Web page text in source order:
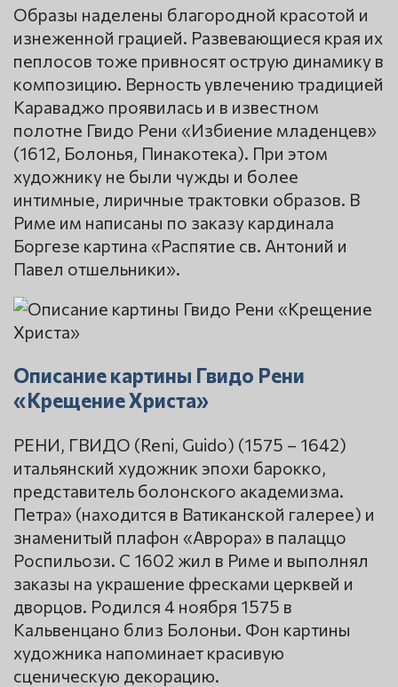
Образы наделены благородной красотой и
изнеженной грацией. Развевающиеся края их
пеплосов тоже привносят острую динамику в
композицию. Верность увлечению традицией
Караваджо проявилась и в известном
полотне Гвидо Рени «Избиение младенцев»
(1612, Болонья, Пинакотека). При этом
художнику не были чужды и более
интимные, лиричные трактовки образов. В
Риме им написаны по заказу кардинала
Боргезе картина «Распятие св. Антоний и
Павел отшельники».
Описание картины Гвидо Рени
«Крещение Христа»
РЕНИ, ГВИДО (Reni, Guido) (1575 – 1642)
итальянский художник эпохи барокко,
представитель болонского академизма.
Петра» (находится в Ватиканской галерее) и
знаменитый плафон «Аврора» в палаццо
Роспильози. С 1602 жил в Риме и выполнял
заказы на украшение фресками церквей и
дворцов. Родился 4 ноября 1575 в
Кальвенцано близ Болоньи. Фон картины
художника напоминает красивую
сценическую декорацию.